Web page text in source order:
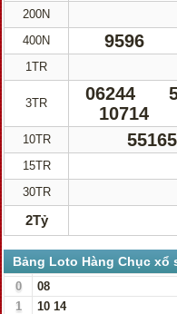
200N
400N 9596
1TR
3TR 06244
10714
10TR 55165
15TR
30TR
2Tỷ
Bảng Loto Hàng Chục xổ
0 08
1
10 14